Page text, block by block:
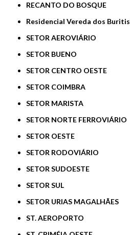
RECANTO DO BOSQUE
Residencial Vereda dos Buritis
SETOR AEROVIÁRIO
SETOR BUENO
SETOR CENTRO OESTE
SETOR COIMBRA
SETOR MARISTA
SETOR NORTE FERROVIÁRIO
SETOR OESTE
SETOR RODOVIÁRIO
SETOR SUDOESTE
SETOR SUL
SETOR URIAS MAGALHÃES
ST. AEROPORTO